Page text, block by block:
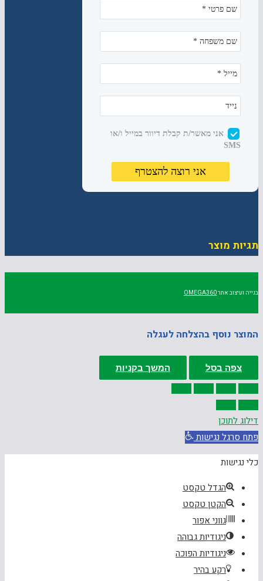
תגיות מוצר
בנייה ועיצוב אתרOMEGA360
המוצר נוסף בהצלחה לעגלה
צפה בסל המשך בקניות
דילוג לתוכן
פתח סרגל נגישות
כלי נגישות
הגדל טקסט
הקטן טקסט
גווני אפור
ניגודיות גבוהה
ניגודיות הפוכה
רקע בהיר